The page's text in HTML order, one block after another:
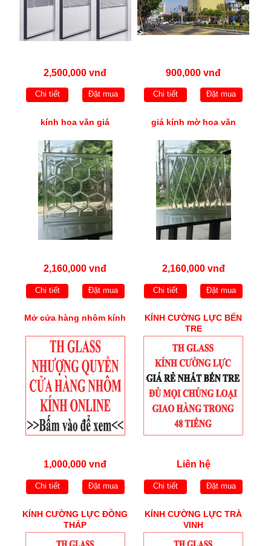
2,500,000 vnđ
Chi tiết Đặt mua
900,000 vnđ
Chi tiết Đặt mua
kính hoa văn giá
2,160,000 vnđ
Chi tiết Đặt mua
giá kính mờ hoa văn
2,160,000 vnđ
Chi tiết Đặt mua
Mở cửa hàng nhôm kính
1,000,000 vnđ
Chi tiết Đặt mua
KÍNH CƯỜNG LỰC BẾN
TRE
Liên hệ
Chi tiết Đặt mua
KÍNH CƯỜNG LỰC ĐỒNG
THÁP
KÍNH CƯỜNG LỰC TRÀ
VINH